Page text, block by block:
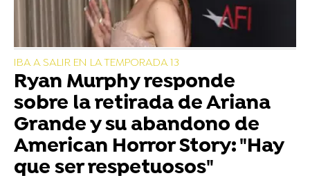
IBA A SALIR EN LA TEMPORADA 13
Ryan Murphy responde
sobre la retirada de Ariana
Grande y su abandono de
American Horror Story: "Hay
que ser respetuosos"